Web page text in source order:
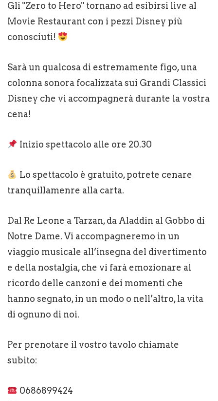
Gli "Zero to Hero" tornano ad esibirsi live al
Movie Restaurant con i pezzi Disney più
conosciuti!
Sarà un qualcosa di estremamente figo, una
colonna sonora focalizzata sui Grandi Classici
Disney che vi accompagnerà durante la vostra
cena!
Inizio spettacolo alle ore 20.30
Lo spettacolo è gratuito, potrete cenare
tranquillamenre alla carta.
Dal Re Leone a Tarzan, da Aladdin al Gobbo di
Notre Dame. Vi accompagneremo in un
viaggio musicale all’insegna del divertimento
e della nostalgia, che vi farà emozionare al
ricordo delle canzoni e dei momenti che
hanno segnato, in un modo o nell’altro, la vita
di ognuno di noi.
Per prenotare il vostro tavolo chiamate
subito:
0686899424